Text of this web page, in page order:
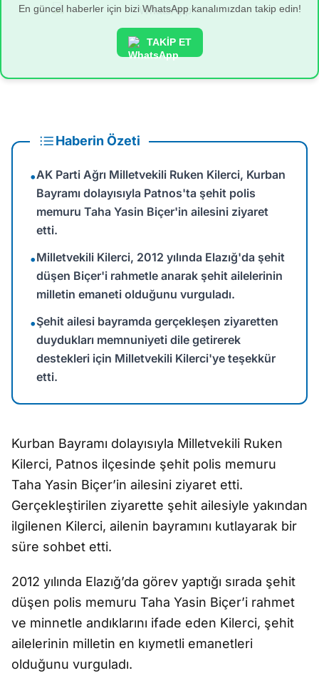
En güncel haberler için bizi WhatsApp kanalımızdan takip edin!
TAKİP ET
Haberin Özeti
•AK Parti Ağrı Milletvekili Ruken Kilerci, Kurban
Bayramı dolayısıyla Patnos'ta şehit polis
memuru Taha Yasin Biçer'in ailesini ziyaret
etti.
•Milletvekili Kilerci, 2012 yılında Elazığ'da şehit
düşen Biçer'i rahmetle anarak şehit ailelerinin
milletin emaneti olduğunu vurguladı.
•Şehit ailesi bayramda gerçekleşen ziyaretten
duydukları memnuniyeti dile getirerek
destekleri için Milletvekili Kilerci'ye teşekkür
etti.
Kurban Bayramı dolayısıyla Milletvekili Ruken
Kilerci, Patnos ilçesinde şehit polis memuru
Taha Yasin Biçer’in ailesini ziyaret etti.
Gerçekleştirilen ziyarette şehit ailesiyle yakından
ilgilenen Kilerci, ailenin bayramını kutlayarak bir
süre sohbet etti.
2012 yılında Elazığ’da görev yaptığı sırada şehit
düşen polis memuru Taha Yasin Biçer’i rahmet
ve minnetle andıklarını ifade eden Kilerci, şehit
ailelerinin milletin en kıymetli emanetleri
olduğunu vurguladı.